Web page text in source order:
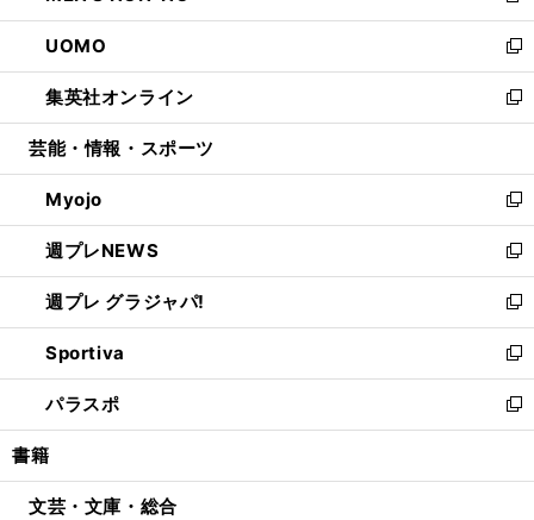
開
く
ウ
で
開
く
ン
ド
ウ
で
開
ウ
ィ
ン
ド
ウ
開
く
し
い
ウ
ィ
ン
ウ
で
開
く
UOMO
新
し
い
ウ
ン
ド
ウ
で
開
く
集英社オンライン
新
し
ウ
ィ
ン
ド
ウ
で
開
く
芸能・情報・スポーツ
Myojo
新
し
い
ウ
ィ
ン
ド
ウ
で
開
週プレNEWS
新
し
い
ウ
ィ
ン
ド
ウ
開
週プレ グラジャパ!
新
し
い
ウ
ィ
ン
ウ
Sportiva
新
し
い
ウ
ン
パラスポ
新
し
ウ
書籍
文芸・文庫・総合